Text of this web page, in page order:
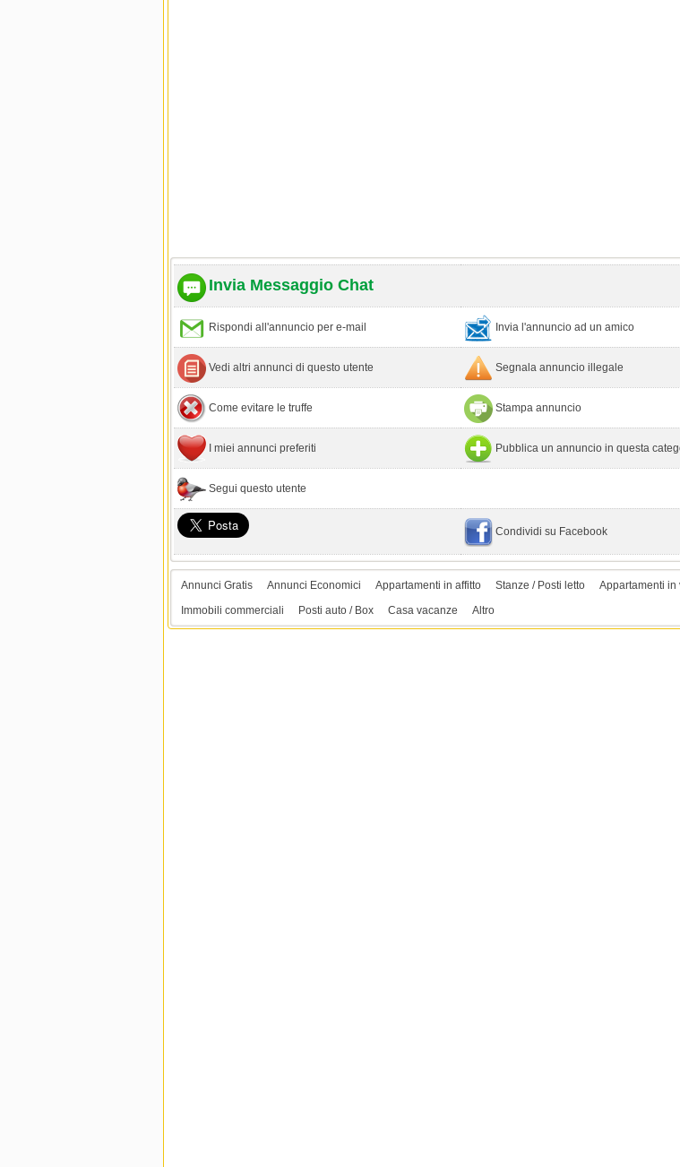
Invia Messaggio Chat
Rispondi all'annuncio per e-mail Invia l'annuncio ad un amico
Vedi altri annunci di questo utente Segnala annuncio illegale
Come evitare le truffe Stampa annuncio
I miei annunci preferiti Pubblica un annuncio in questa
Segui questo utente
Condividi su Facebook
Annunci Gratis Annunci Economici Appartamenti in affitto Stanze / Posti letto
Appartamenti in
Immobili commerciali
Posti auto / Box Casa vacanze Altro